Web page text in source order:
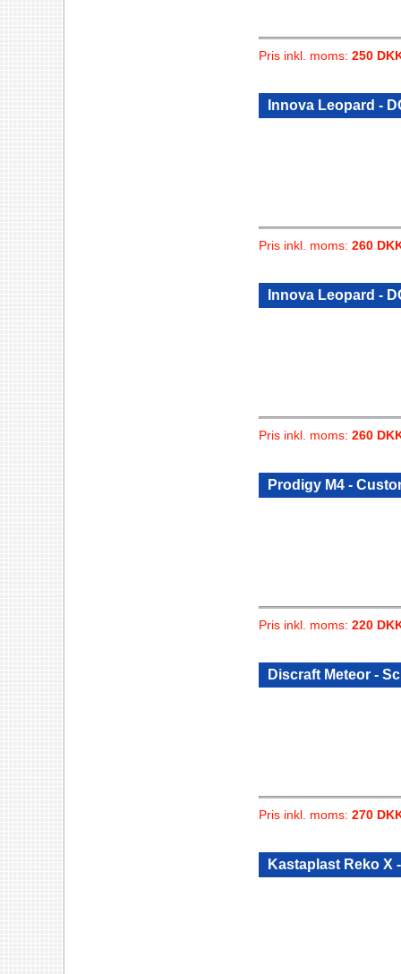
Pris inkl. moms: 250
Innova Leopard -
Pris inkl. moms: 260
Innova Leopard -
Pris inkl. moms: 260
Prodigy M4 -
Pris inkl. moms: 220
Discraft Meteor -
Pris inkl. moms: 270
Kastaplast Reko X